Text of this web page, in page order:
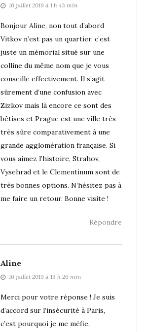
16 juillet 2019 à 1 h 43 min
Bonjour Aline, non tout d’abord
Vitkov n’est pas un quartier, c’est
juste un mémorial situé sur une
colline du même nom que je vous
conseille effectivement. Il s’agit
sûrement d’une confusion avec
Zizkov mais là encore ce sont des
bêtises et Prague est une ville très
très sûre comparativement à une
grande agglomération française. Si
vous aimez l’histoire, Strahov,
Vysehrad et le Clementinum sont de
très bonnes options. N’hésitez pas à
me faire un retour. Bonne visite !
Répondre
Aline
16 juillet 2019 à 13 h 26 min
Merci pour votre réponse ! Je suis
d’accord sur l’insécurité à Paris,
c’est pourquoi je me méfie.